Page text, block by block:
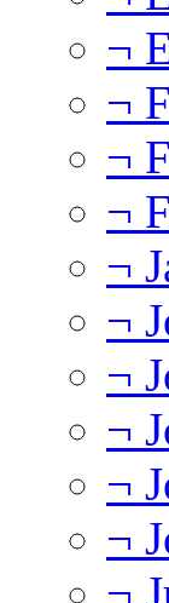
¬
¬
¬
¬
¬
¬
¬
¬
¬
¬
¬